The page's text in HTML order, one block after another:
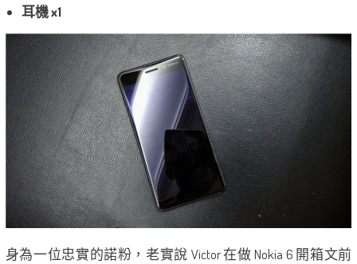
耳機 x1
身為一位忠實的諾粉，老實說 Victor 在做 Nokia 6 開箱文前